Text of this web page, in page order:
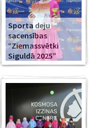
Sporta deju
sacensības
“Ziemassvētki
Siguldā 2025”